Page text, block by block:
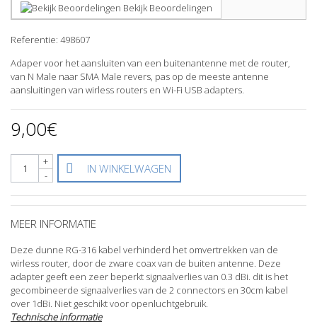
Bekijk Beoordelingen
Referentie: 498607
Adaper voor het aansluiten van een buitenantenne met de router,
van N Male naar SMA Male revers, pas op de meeste antenne
aansluitingen van wirless routers en Wi-Fi USB adapters.
9,00€
-
+ IN WINKELWAGEN
MEER INFORMATIE
Deze dunne RG-316 kabel verhinderd het omvertrekken van de
wirless router, door de zware coax van de buiten antenne. Deze
adapter geeft een zeer beperkt signaalverlies van 0.3 dBi. dit is het
gecombineerde signaalverlies van de 2 connectors en 30cm kabel
over 1dBi. Niet geschikt voor openluchtgebruik.
Technische informatie